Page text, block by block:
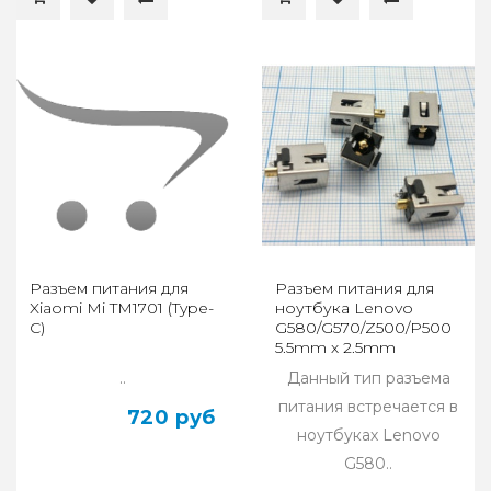
Разъем питания для
Xiaomi Mi TM1701 (Type-
C)
..
720 руб
Разъем питания для
ноутбука Lenovo
G580/G570/Z500/P500
5.5mm х 2.5mm
Данный тип разъема
питания встречается в
ноутбуках Lenovo
G580..